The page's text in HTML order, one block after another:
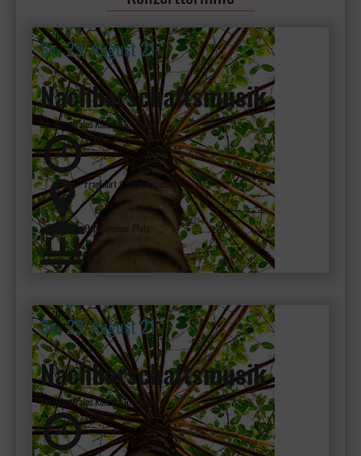
So., 29. August 21
Nachbarschaftsmusik
Ein dezentrales Konzert im Freien
17:00
Frankfurt - Sachsenhausen
Oppenheimer Platz
So., 29. August 21
Nachbarschaftsmusik
Ein dezentrales Konzert im Freien
18:00